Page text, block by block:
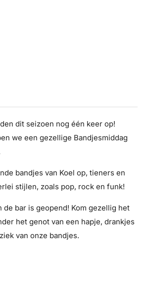
dit seizoen nog één keer op!
we een gezellige Bandjesmiddag
bandjes van Koel op, tieners en
stijlen, zoals pop, rock en funk!
de bar is geopend! Kom gezellig het
het genot van een hapje, drankjes
van onze bandjes.